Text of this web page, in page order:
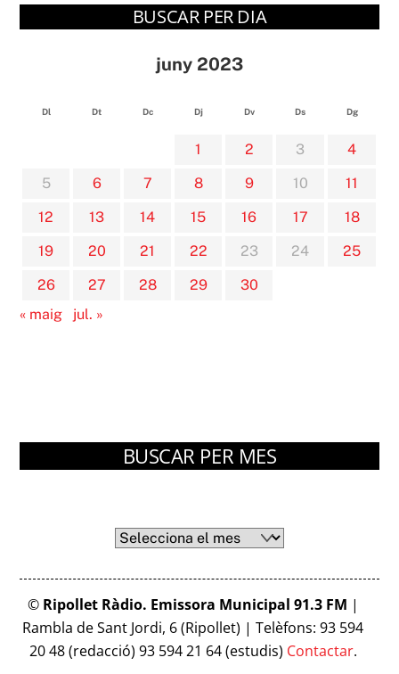
BUSCAR PER DIA
juny 2023
Dl Dt Dc Dj Dv Ds Dg
1 2 3
4
5
6 7 8 9 10
11
12
13 14 15 16 17
18
19
20 21 22 23 24
25
26
27 28 29
30
« maig
jul. »
BUSCAR PER MES
Arxius
© Ripollet Ràdio. Emissora Municipal 91.3 FM |
Rambla de Sant Jordi, 6 (Ripollet) | Telèfons: 93 594
20 48 (redacció) 93 594 21 64 (estudis) Contactar.